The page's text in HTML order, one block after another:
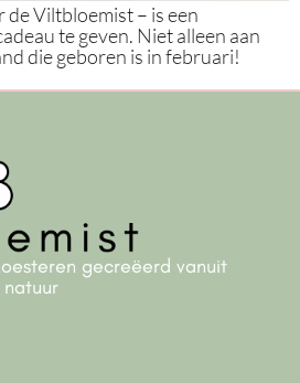
de Viltbloemist – is een
te geven. Niet alleen aan
die geboren is in februari!
gecreëerd vanuit
natuur